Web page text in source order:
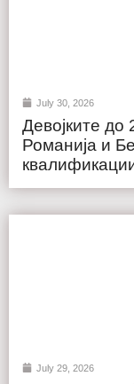
July 30, 2026
Девојките до
Романија и
July 29, 2026